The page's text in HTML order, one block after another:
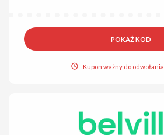
POKAŻ KOD
Kupon ważny do odwołania